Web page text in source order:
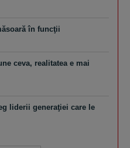
în funcţii
ceva, realitatea e mai
liderii generaţiei care le